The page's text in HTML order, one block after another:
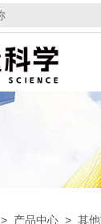
> 产品中心 >其